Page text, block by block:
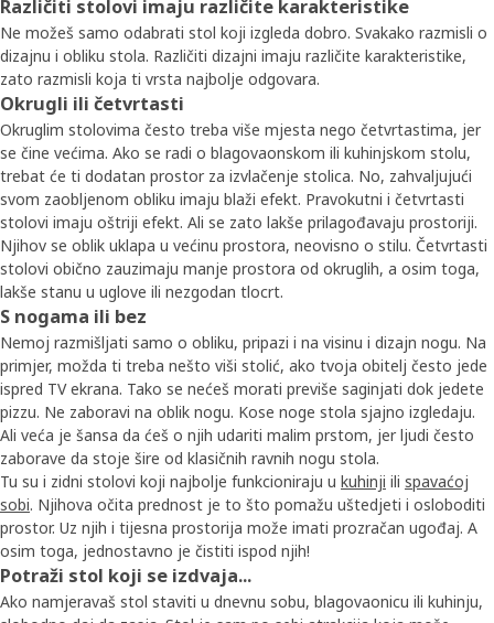
Različiti stolovi imaju različite karakteristike​
Ne možeš samo odabrati stol koji izgleda dobro. Svakako razmisli o
dizajnu i obliku stola. Različiti dizajni imaju različite karakteristike,
zato razmisli koja ti vrsta najbolje odgovara.​
Okrugli ili četvrtasti​
Okruglim stolovima često treba više mjesta nego četvrtastima, jer
se čine većima. Ako se radi o blagovaonskom ili kuhinjskom stolu,
trebat će ti dodatan prostor za izvlačenje stolica. No, zahvaljujući
svom zaobljenom obliku imaju blaži efekt.​ Pravokutni i četvrtasti
stolovi imaju oštriji efekt. Ali se zato lakše prilagođavaju prostoriji.
Njihov se oblik uklapa u većinu prostora, neovisno o stilu. Četvrtasti
stolovi obično zauzimaju manje prostora od okruglih, a osim toga,
lakše stanu u uglove ili nezgodan tlocrt.​
S nogama ili bez​
Nemoj razmišljati samo o obliku, pripazi i na visinu i dizajn nogu. Na
primjer, možda ti treba nešto viši stolić, ako tvoja obitelj često jede
ispred TV ekrana. Tako se nećeš morati previše saginjati dok jedete
pizzu. Ne zaboravi na oblik nogu. Kose noge stola sjajno izgledaju.
Ali veća je šansa da ćeš o njih udariti malim prstom, jer ljudi često
zaborave da stoje šire od klasičnih ravnih nogu stola.
Tu su i zidni stolovi koji najbolje funkcioniraju u kuhinji ili spavaćoj
sobi. Njihova očita prednost je to što pomažu uštedjeti i osloboditi
prostor. Uz njih i tijesna prostorija može imati prozračan ugođaj. A
osim toga, jednostavno je čistiti ispod njih!​
Potraži stol koji se izdvaja...​
Ako namjeravaš stol staviti u dnevnu sobu, blagovaonicu ili kuhinju,